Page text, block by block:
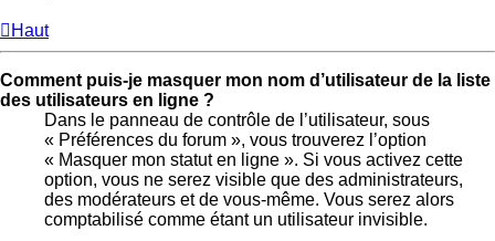
Haut
Comment puis-je masquer mon nom d’utilisateur de la liste
des utilisateurs en ligne ?
Dans le panneau de contrôle de l’utilisateur, sous
« Préférences du forum », vous trouverez l’option
« Masquer mon statut en ligne ». Si vous activez cette
option, vous ne serez visible que des administrateurs,
des modérateurs et de vous-même. Vous serez alors
comptabilisé comme étant un utilisateur invisible.